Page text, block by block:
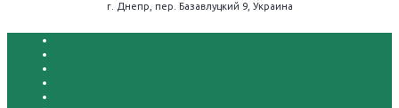
г. Днепр, пер. Базавлуцкий 9, Украина